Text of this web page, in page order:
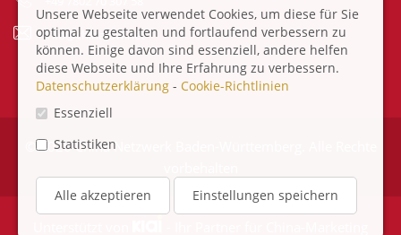
info@china-bw.net
© 2026 China Netzwerk Baden-Württemberg. Alle Rechte
Unsere Webseite verwendet Cookies, um diese für Sie
optimal zu gestalten und fortlaufend verbessern zu
können. Einige davon sind essenziell, andere helfen
diese Webseite und Ihre Erfahrung zu verbessern.
Datenschutzerklärung - Cookie-Richtlinien
Essenziell
Statistiken
Alle akzeptieren Einstellungen speichern